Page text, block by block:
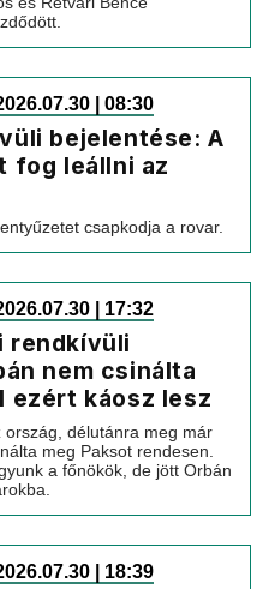
| 08:30
bejelentése: A
fog leállni az
csapkodja a rovar.
| 17:32
rendkívüli
nem csinálta
ezért káosz lesz
délutánra meg már
meg Paksot rendesen.
a főnökök, de jött Orbán
| 18:39